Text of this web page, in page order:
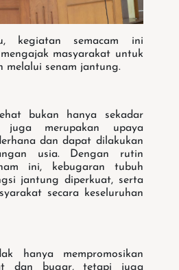
kegiatan semacam ini
masyarakat untuk
melalui senam jantung.
bukan hanya sekadar
juga merupakan upaya
dan dapat dilakukan
usia. Dengan rutin
ini, kebugaran tubuh
jantung diperkuat, serta
secara keseluruhan
hanya mempromosikan
dan bugar, tetapi juga